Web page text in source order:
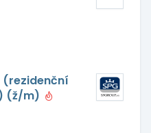
(rezidenční
(ž/m)